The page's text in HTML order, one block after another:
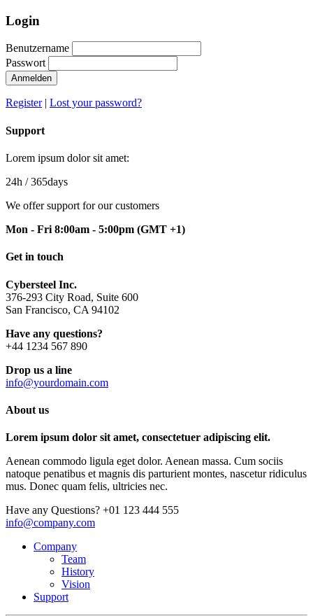
Login
Benutzername
Passwort
Anmelden
Register| Lost your password?
Support
Lorem ipsum dolor sit amet:
24h / 365days
We offer support for our customers
Mon - Fri 8:00am - 5:00pm (GMT +1)
Get in touch
Cybersteel Inc.
376-293 City Road, Suite 600
San Francisco, CA 94102
Have any questions?
+44 1234 567 890
Drop us a line
info@yourdomain.com
About us
Lorem ipsum dolor sit amet, consectetuer adipiscing elit.
Aenean commodo ligula eget dolor. Aenean massa. Cum sociis
natoque penatibus et magnis dis parturient montes, nascetur ridiculus
mus. Donec quam felis, ultricies nec.
Have any Questions? +01 123 444 555
info@company.com
Company
Team
History
Vision
Support